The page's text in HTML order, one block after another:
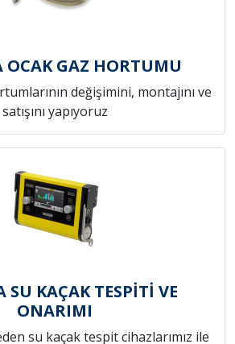
OCAK GAZ HORTUMU
değişimini, montajını ve
satışını yapıyoruz
SU KAÇAK TESPİTİ VE
ONARIMI
su kaçak tespit cihazlarımız ile